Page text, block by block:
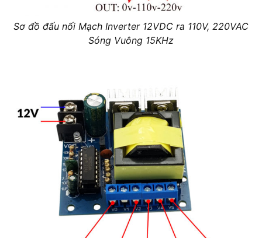
Sơ đồ đấu nối Mạch Inverter 12VDC ra 110V, 220VAC
Sóng Vuông 15KHz